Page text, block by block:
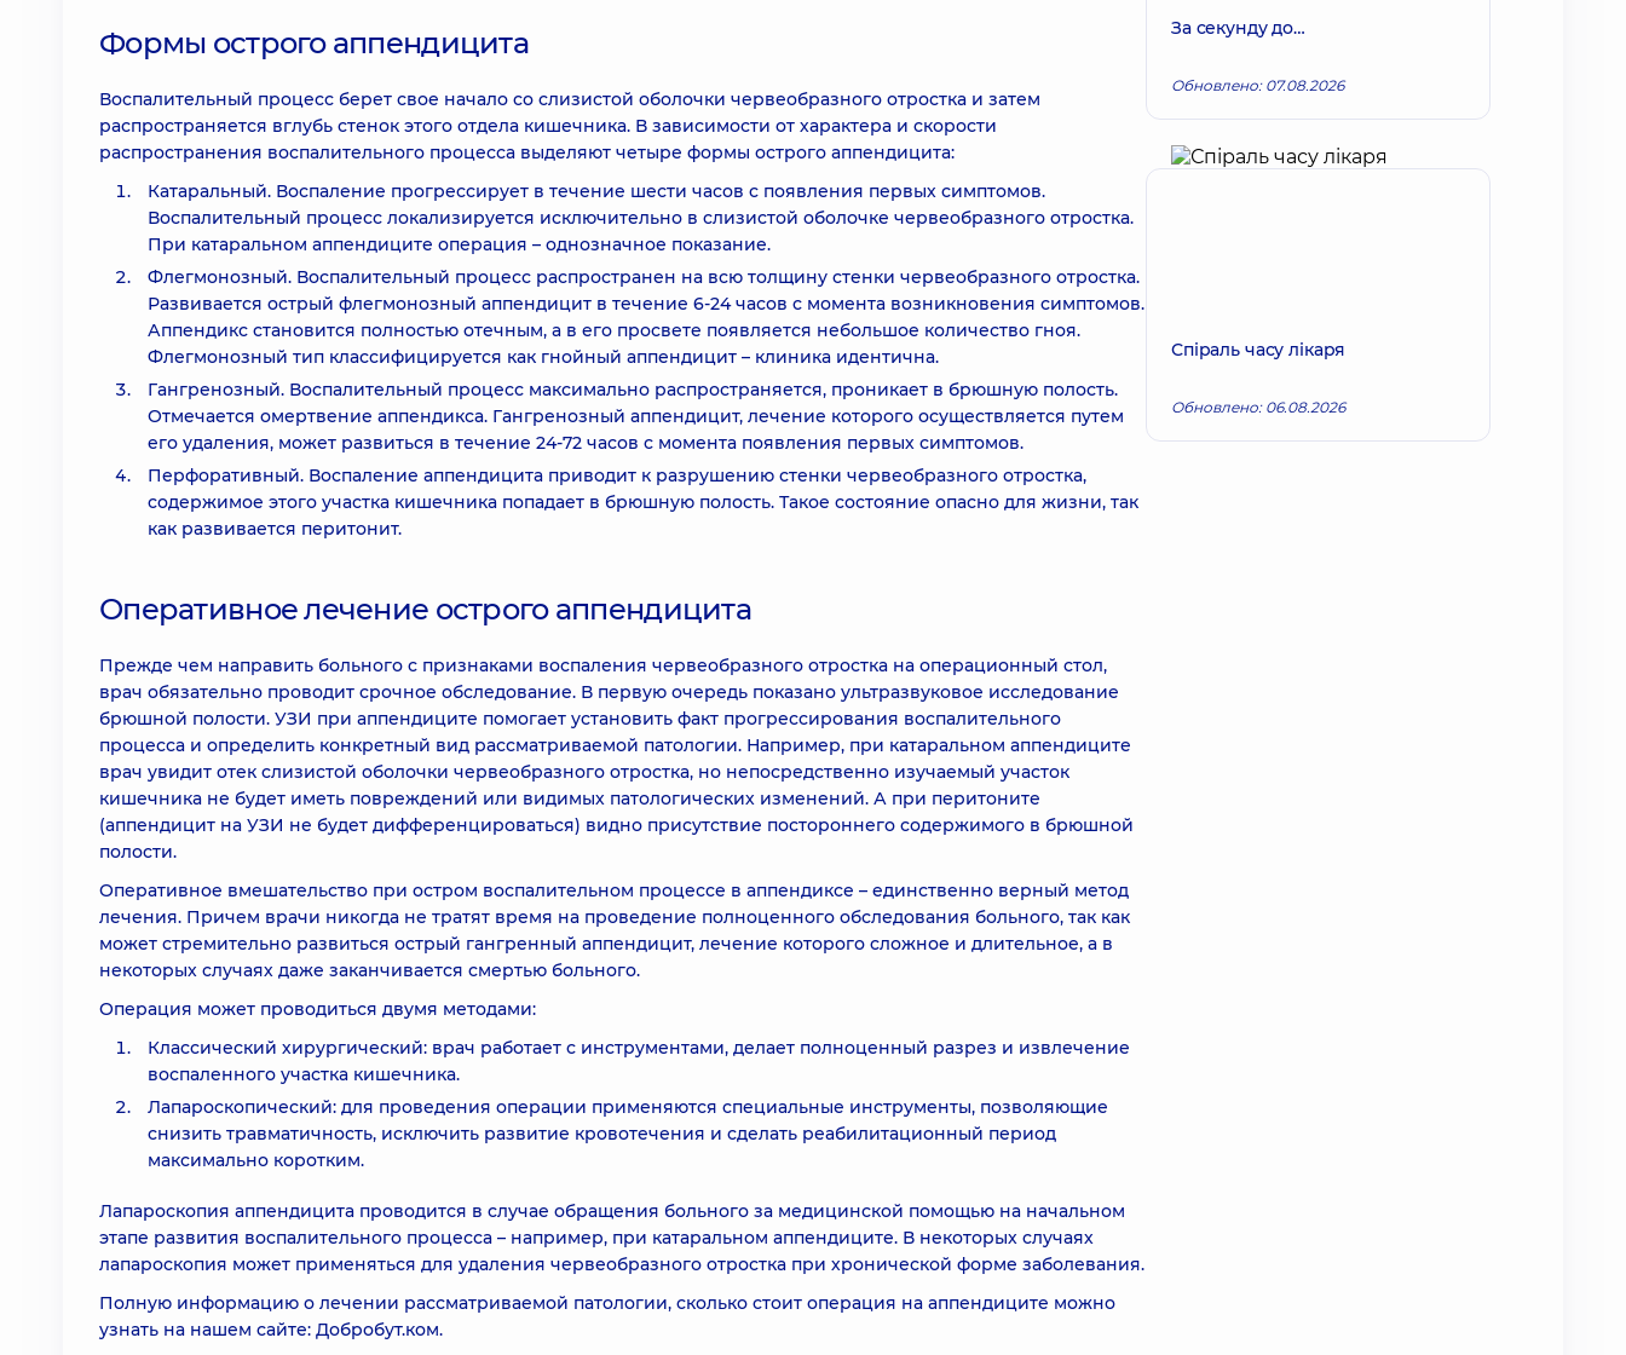
Формы острого аппендицита
Воспалительный процесс берет свое начало со слизистой оболочки червеобразного отростка и затем
распространяется вглубь стенок этого отдела кишечника. В зависимости от характера и скорости
распространения воспалительного процесса выделяют четыре формы острого аппендицита:
Катаральный. Воспаление прогрессирует в течение шести часов с появления первых симптомов.
Воспалительный процесс локализируется исключительно в слизистой оболочке червеобразного отростка.
При катаральном аппендиците операция – однозначное показание.
Флегмонозный. Воспалительный процесс распространен на всю толщину стенки червеобразного отростка.
Развивается острый флегмонозный аппендицит в течение 6-24 часов с момента возникновения симптомов.
Аппендикс становится полностью отечным, а в его просвете появляется небольшое количество гноя.
Флегмонозный тип классифицируется как гнойный аппендицит – клиника идентична.
Гангренозный. Воспалительный процесс максимально распространяется, проникает в брюшную полость.
Отмечается омертвение аппендикса. Гангренозный аппендицит, лечение которого осуществляется путем
его удаления, может развиться в течение 24-72 часов с момента появления первых симптомов.
Перфоративный. Воспаление аппендицита приводит к разрушению стенки червеобразного отростка,
содержимое этого участка кишечника попадает в брюшную полость. Такое состояние опасно для жизни, так
как развивается перитонит.
Оперативное лечение острого аппендицита
Прежде чем направить больного с признаками воспаления червеобразного отростка на операционный стол,
врач обязательно проводит срочное обследование. В первую очередь показано ультразвуковое исследование
брюшной полости. УЗИ при аппендиците помогает установить факт прогрессирования воспалительного
процесса и определить конкретный вид рассматриваемой патологии. Например, при катаральном аппендиците
врач увидит отек слизистой оболочки червеобразного отростка, но непосредственно изучаемый участок
кишечника не будет иметь повреждений или видимых патологических изменений. А при перитоните
(аппендицит на УЗИ не будет дифференцироваться) видно присутствие постороннего содержимого в брюшной
полости.
Оперативное вмешательство при остром воспалительном процессе в аппендиксе – единственно верный метод
лечения. Причем врачи никогда не тратят время на проведение полноценного обследования больного, так как
может стремительно развиться острый гангренный аппендицит, лечение которого сложное и длительное, а в
некоторых случаях даже заканчивается смертью больного.
Операция может проводиться двумя методами:
Классический хирургический: врач работает с инструментами, делает полноценный разрез и извлечение
воспаленного участка кишечника.
Лапароскопический: для проведения операции применяются специальные инструменты, позволяющие
снизить травматичность, исключить развитие кровотечения и сделать реабилитационный период
максимально коротким.
Лапароскопия аппендицита проводится в случае обращения больного за медицинской помощью на начальном
этапе развития воспалительного процесса – например, при катаральном аппендиците. В некоторых случаях
лапароскопия может применяться для удаления червеобразного отростка при хронической форме заболевания.
Полную информацию о лечении рассматриваемой патологии, сколько стоит операция на аппендиците можно
узнать на нашем сайте: Добробут.ком.
За секунду до…
Обновлено: 07.08.2026
Спіраль часу лікаря
Обновлено: 06.08.2026